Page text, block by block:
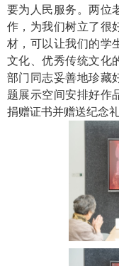
要为人民服务。两位
作，为我们树立了很
材，可以让我们的学
文化、优秀传统文化
部门同志妥善地珍藏
题展示空间安排好作
捐赠证书并赠送纪念礼